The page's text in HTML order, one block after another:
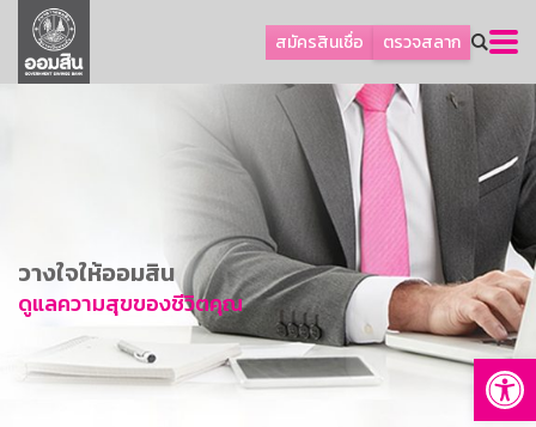
สมัครสินเชื่อ ตรวจสลาก
ลูกค้าธุรกิจ
ลูกค้าผู้ประกอบรายย่อย
การพัฒนาที่ยั่งยืน
ข่าวสาร
บริการทางการเงิน
อื่นๆ
วางใจให้ออมสิน
ดูแลความสุขของชีวิตคุณ